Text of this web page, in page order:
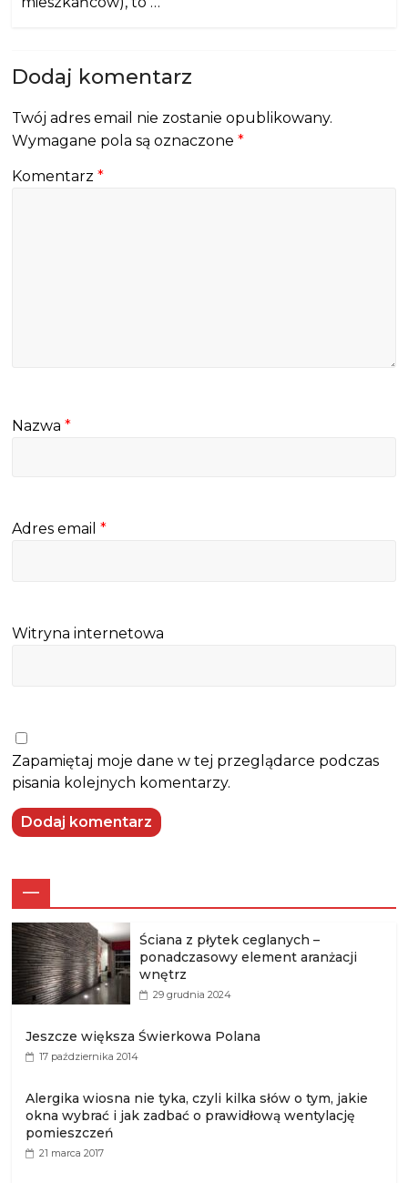
Dodaj komentarz
Twój adres email nie zostanie opublikowany.
Wymagane pola są oznaczone*
Komentarz*
Nazwa*
Adres email*
Witryna internetowa
Zapamiętaj moje dane w tej przeglądarce podczas
pisania kolejnych komentarzy.
—
Ściana z płytek ceglanych –
ponadczasowy element aranżacji
wnętrz
29 grudnia 2024
Jeszcze większa Świerkowa Polana
17 października 2014
Alergika wiosna nie tyka, czyli kilka słów o tym, jakie
okna wybrać i jak zadbać o prawidłową wentylację
pomieszczeń
21 marca 2017